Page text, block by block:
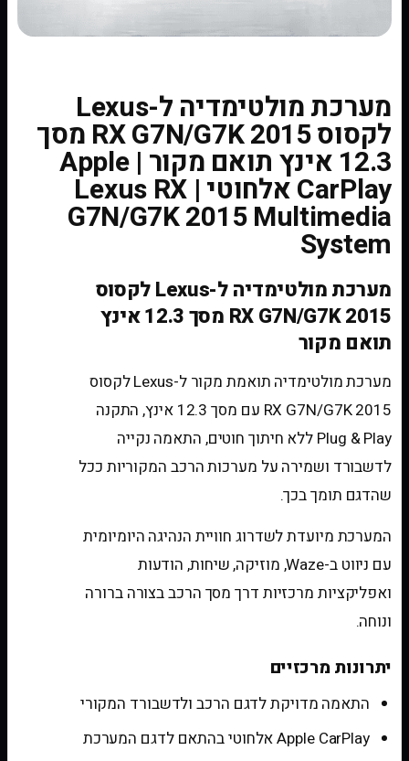
מערכת מולטימדיה ל-Lexus
לקסוס RX G7N/G7K 2015 מסך
12.3 אינץ תואם מקור | Apple
CarPlay אלחוטי | Lexus RX
G7N/G7K 2015 Multimedia
System
מערכת מולטימדיה ל-Lexus לקסוס
RX G7N/G7K 2015 מסך 12.3 אינץ
תואם מקור
מערכת מולטימדיה תואמת מקור ל-Lexus לקסוס
RX G7N/G7K 2015 עם מסך 12.3 אינץ, התקנה
Plug & Play ללא חיתוך חוטים, התאמה נקייה
לדשבורד ושמירה על מערכות הרכב המקוריות ככל
שהדגם תומך בכך.
המערכת מיועדת לשדרוג חוויית הנהיגה היומיומית
עם ניווט ב-Waze, מוזיקה, שיחות, הודעות
ואפליקציות מרכזיות דרך מסך הרכב בצורה ברורה
ונוחה.
יתרונות מרכזיים
התאמה מדויקת לדגם הרכב ולדשבורד המקורי
Apple CarPlay אלחוטי בהתאם לדגם המערכת